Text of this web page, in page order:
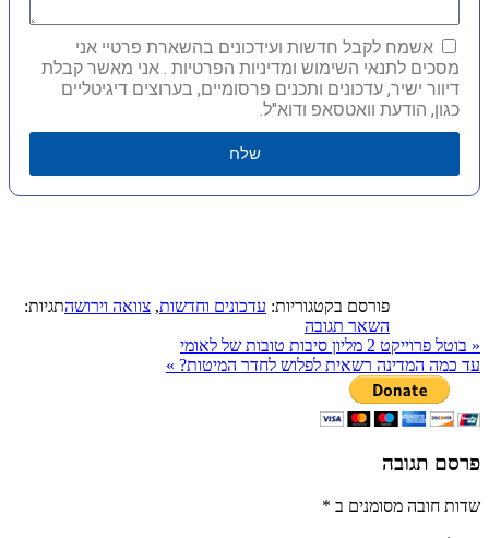
אשמח לקבל חדשות ועידכונים בהשארת פרטיי אני
מסכים לתנאי השימוש ומדיניות הפרטיות . אני מאשר קבלת
דיוור ישיר, עדכונים ותכנים פרסומיים, בערוצים דיגיטליים
כגון, הודעת וואטסאפ ודוא"ל.
שלח
פורסם בקטגוריות: עדכונים וחדשות, צוואה וירושהתגיות:
השאר תגובה
« בוטל פרוייקט 2 מליון סיבות טובות של לאומי
עד כמה המדינה רשאית לפלוש לחדר המיטות? »
פרסם תגובה
שדות חובה מסומנים ב *